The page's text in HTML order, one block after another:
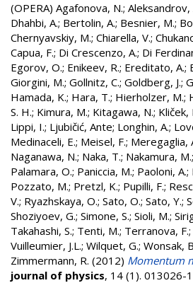
(OPERA) Agafonova, N.; Aleksandrov,
Dhahbi, A.; Bertolin, A.; Besnier, M.;
Chernyavskiy, M.; Chiarella, V.;
Capua, F.; Di Crescenzo, A.; Di
Egorov, O.; Enikeev, R.; Ereditato, A.;
Giorgini, M.; Gollnitz, C.; Goldberg, J.;
Hamada, K.; Hara, T.; Hierholzer, M.;
S. H.; Kimura, M.; Kitagawa, N.; Kliček,
Lippi, I.; Ljubičić, Ante; Longhin, A.;
Medinaceli, E.; Meisel, F.; Meregaglia,
Naganawa, N.; Naka, T.; Nakamura, M.;
Palamara, O.; Paniccia, M.; Paoloni, A.;
Pozzato, M.; Pretzl, K.; Pupilli, F.;
V.; Ryazhskaya, O.; Sato, O.; Sato, Y.;
Shoziyoev, G.; Simone, S.; Sioli, M.;
Takahashi, S.; Tenti, M.; Terranova, F.;
Vuilleumier, J.L.; Wilquet, G.; Wonsak,
Zimmermann, R. (2012) Momentum
journal of physics, 14 (1). 013026-